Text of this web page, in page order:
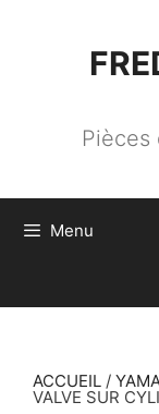
Pièces
Menu
ACCUEIL /
VALVE SUR